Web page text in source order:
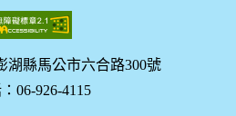
湖縣馬公市六合路300號
06-926-4115